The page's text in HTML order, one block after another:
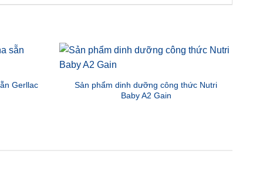
Gerllac
Sản phẩm dinh dưỡng công thức Nutri
Baby A2 Gain